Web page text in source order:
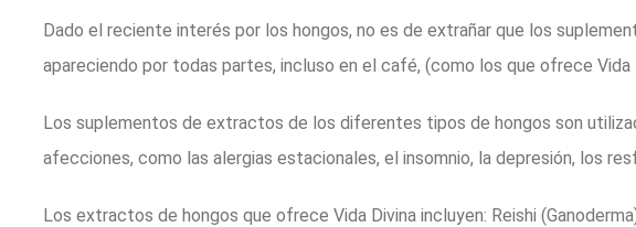
Dado el reciente interés por los hongos, no es de extrañar que los
apareciendo por todas partes, incluso en el café, (como los que ofrece Vida
Los suplementos de extractos de los diferentes tipos de hongos son
afecciones, como las alergias estacionales, el insomnio, la depresión, los
Los extractos de hongos que ofrece Vida Divina incluyen: Reishi